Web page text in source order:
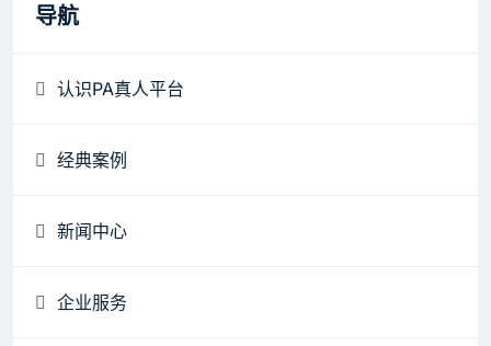
导航
认识PA真人平台
经典案例
新闻中心
企业服务